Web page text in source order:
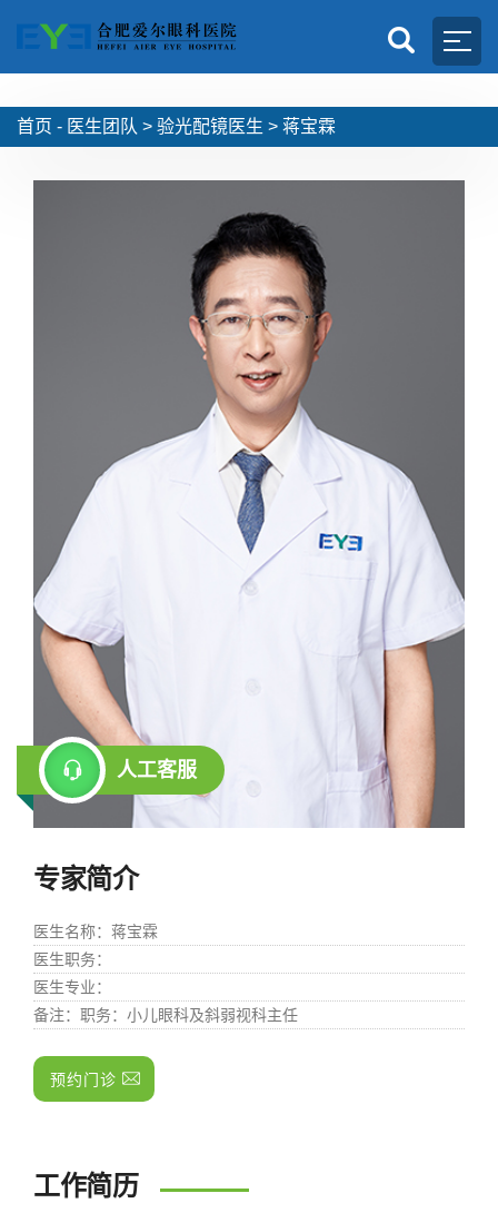
首页 - 医生团队 > 验光配镜医生 > 蒋宝霖
人工客服
专家简介
医生名称：蒋宝霖
医生职务：
医生专业：
备注：职务：小儿眼科及斜弱视科主任
预约门诊
工作简历